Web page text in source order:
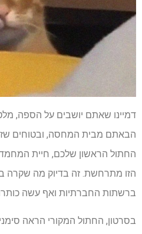
דמיינו שאתם יושבים על הספה,
הבאתם מבית המחסה, ובטוחים
החתול הראשון שלכם, חיית
הזו מתרחשת. זה בדיוק מה שקרה
ברשתות החברתיות ואף עשה
בסרטון, החתול המקורי הראה